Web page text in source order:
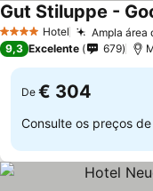
4 EstrelasHotel Ampla área
Gut Stiluppe -
9,3 Excelente 679
De € 304
Consulte os preços de